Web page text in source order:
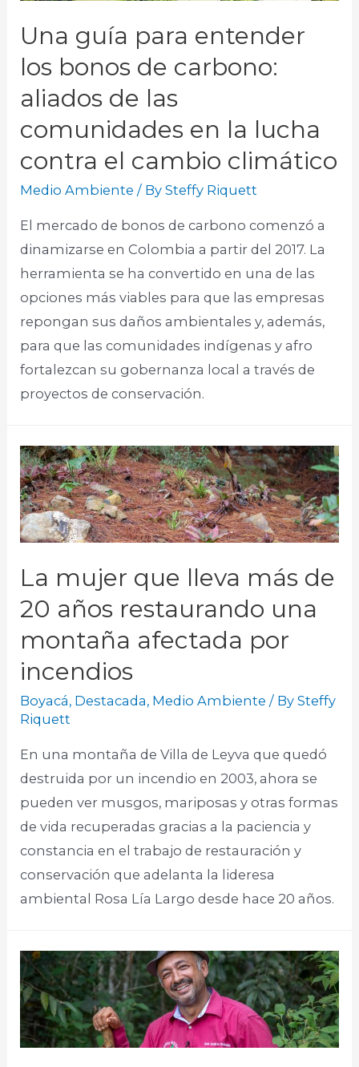
Una guía para entender
los bonos de carbono:
aliados de las
comunidades en la lucha
contra el cambio climático
Medio Ambiente / BySteffy Riquett
El mercado de bonos de carbono comenzó a
dinamizarse en Colombia a partir del 2017. La
herramienta se ha convertido en una de las
opciones más viables para que las empresas
repongan sus daños ambientales y, además,
para que las comunidades indígenas y afro
fortalezcan su gobernanza local a través de
proyectos de conservación.​
La mujer que lleva más de
20 años restaurando una
montaña afectada por
incendios
Boyacá, Destacada, Medio Ambiente / BySteffy
Riquett
En una montaña de Villa de Leyva que quedó
destruida por un incendio en 2003, ahora se
pueden ver musgos, mariposas y otras formas
de vida recuperadas gracias a la paciencia y
constancia en el trabajo de restauración y
conservación que adelanta la lideresa
ambiental Rosa Lía Largo desde hace 20 años.​